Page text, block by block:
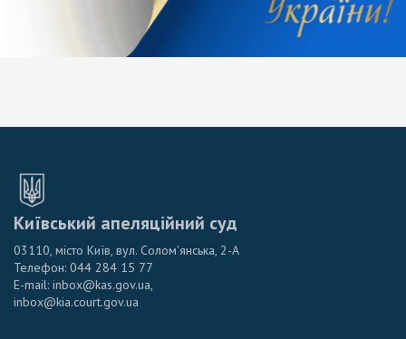
Київський апеляційний суд
03110, місто Київ, вул. Солом'янська, 2-А
Телефон: 044 284 15 77
E-mail: inbox@kas.gov.ua,
inbox@kia.court.gov.ua